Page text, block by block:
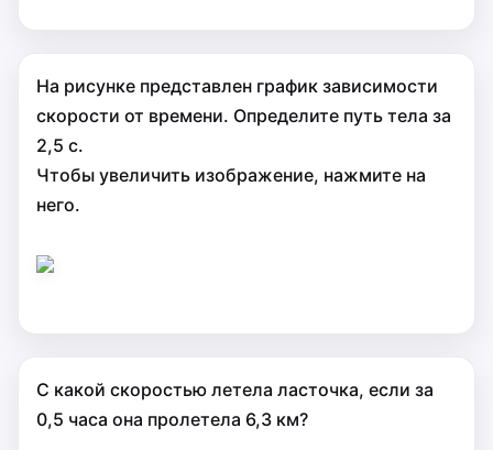
На рисунке представлен график зависимости
скорости от времени. Определите путь тела за
2,5 с.
Чтобы увеличить изображение, нажмите на
него.
С какой скоростью летела ласточка, если за
0,5 часа она пролетела 6,3 км?